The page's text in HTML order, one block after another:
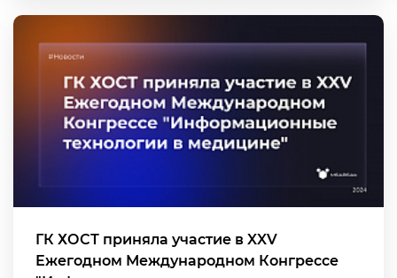
ГК ХОСТ приняла участие в XXV
Ежегодном Международном Конгрессе